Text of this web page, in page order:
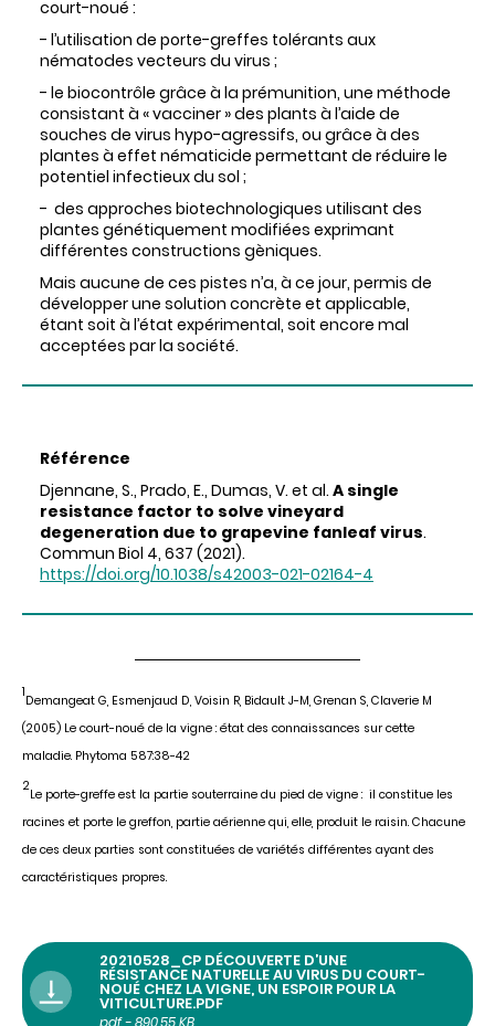
court-noué :
- l’utilisation de porte-greffes tolérants aux
nématodes vecteurs du virus ;
- le biocontrôle grâce à la prémunition, une méthode
consistant à « vacciner » des plants à l’aide de
souches de virus hypo-agressifs, ou grâce à des
plantes à effet nématicide permettant de réduire le
potentiel infectieux du sol ;
- des approches biotechnologiques utilisant des
plantes génétiquement modifiées exprimant
différentes constructions gèniques.
Mais aucune de ces pistes n’a, à ce jour, permis de
développer une solution concrète et applicable,
étant soit à l’état expérimental, soit encore mal
acceptées par la société.
Référence
Djennane, S., Prado, E., Dumas, V. et al. A single
resistance factor to solve vineyard
degeneration due to grapevine fanleaf virus.
Commun Biol 4, 637 (2021).
https://doi.org/10.1038/s42003-021-02164-4
1
Demangeat G, Esmenjaud D, Voisin R, Bidault J-M, Grenan S, Claverie M
(2005) Le court-noué de la vigne : état des connaissances sur cette
maladie. Phytoma 587:38-42
2
Le porte-greffe est la partie souterraine du pied de vigne : il constitue les
racines et porte le greffon, partie aérienne qui, elle, produit le raisin. Chacune
de ces deux parties sont constituées de variétés différentes ayant des
caractéristiques propres.
20210528_CP DÉCOUVERTE D’UNE
RÉSISTANCE NATURELLE AU VIRUS DU COURT-
NOUÉ CHEZ LA VIGNE, UN ESPOIR POUR LA
VITICULTURE.PDF